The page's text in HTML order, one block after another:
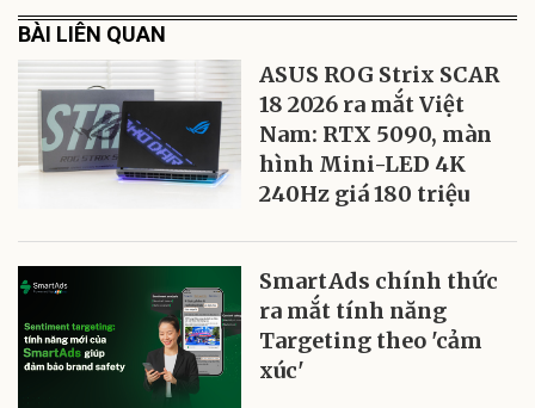
BÀI LIÊN QUAN
ASUS ROG Strix SCAR
18 2026 ra mắt Việt
Nam: RTX 5090, màn
hình Mini-LED 4K
240Hz giá 180 triệu
SmartAds chính thức
ra mắt tính năng
Targeting theo 'cảm
xúc'